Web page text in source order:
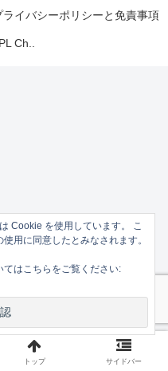
ライバシーポリシーと免責事項
Ch..
トップ サイドバー
Cookie を使用しています。 こ
用に同意したとみなされます。
はこちらをご覧ください: